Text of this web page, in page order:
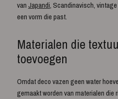
vanJapandi, Scandinavisch,
een vorm die past.
Materialen die
toevoegen
Omdat deco vazen geen water
gemaakt worden van materialen die